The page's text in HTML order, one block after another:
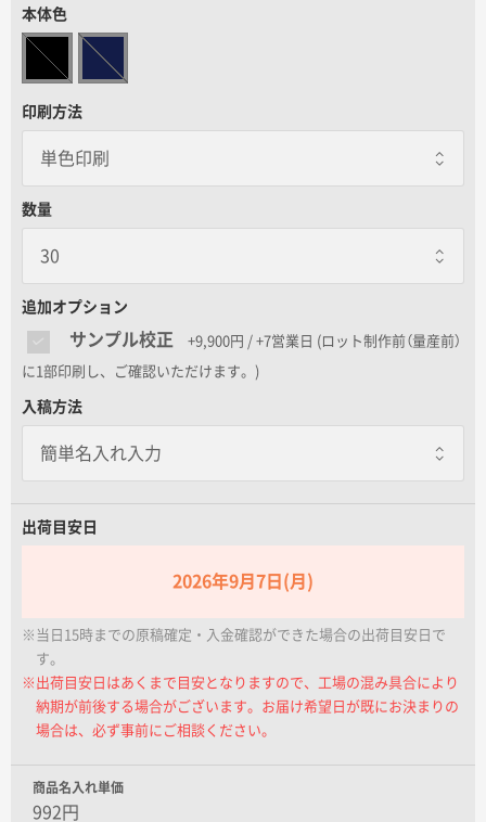
ご注文の流れ
お見積書の作成方法
データ入稿ガイド
再注文について
よくあるご質問
名入れグループサイト
本体色
印刷方法
数量
追加オプション
サンプル校正 +9,900円 / +7営業日 (ロット制作前（量産前）
に1部印刷し、ご確認いただけます。)
入稿方法
出荷目安日
2026年9月7日(月)
※当日15時までの原稿確定・入金確認ができた場合の出荷目安日で
す。
※出荷目安日はあくまで目安となりますので、工場の混み具合により
納期が前後する場合がございます。お届け希望日が既にお決まりの
場合は、必ず事前にご相談ください。
商品名入れ単価
992円